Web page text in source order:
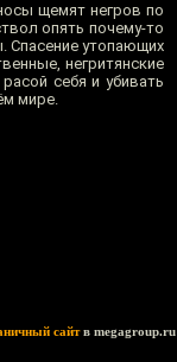
щемят негров по
опять почему-то
Спасение утопающих
негритянские
себя и убивать
мире.
сайтв megagroup.ru